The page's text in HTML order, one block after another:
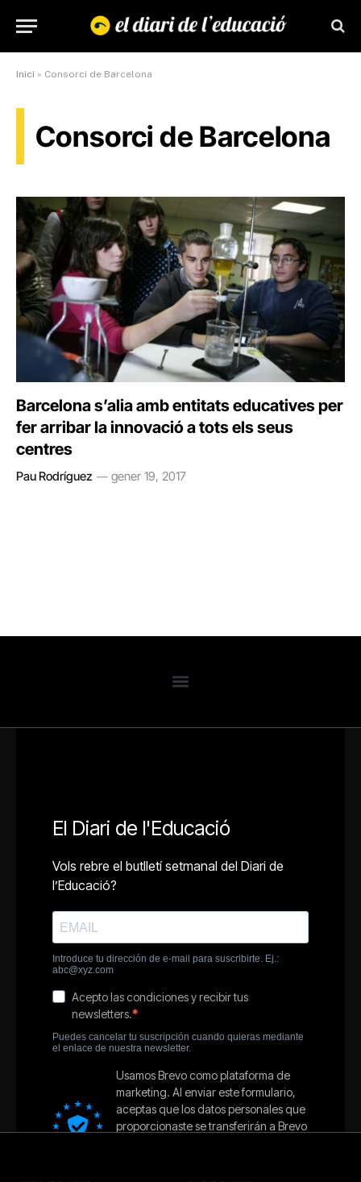
Inici » Consorci de Barcelona
Consorci de Barcelona
Barcelona s’alia amb entitats educatives per
fer arribar la innovació a tots els seus
centres
Pau Rodríguez gener 19, 2017